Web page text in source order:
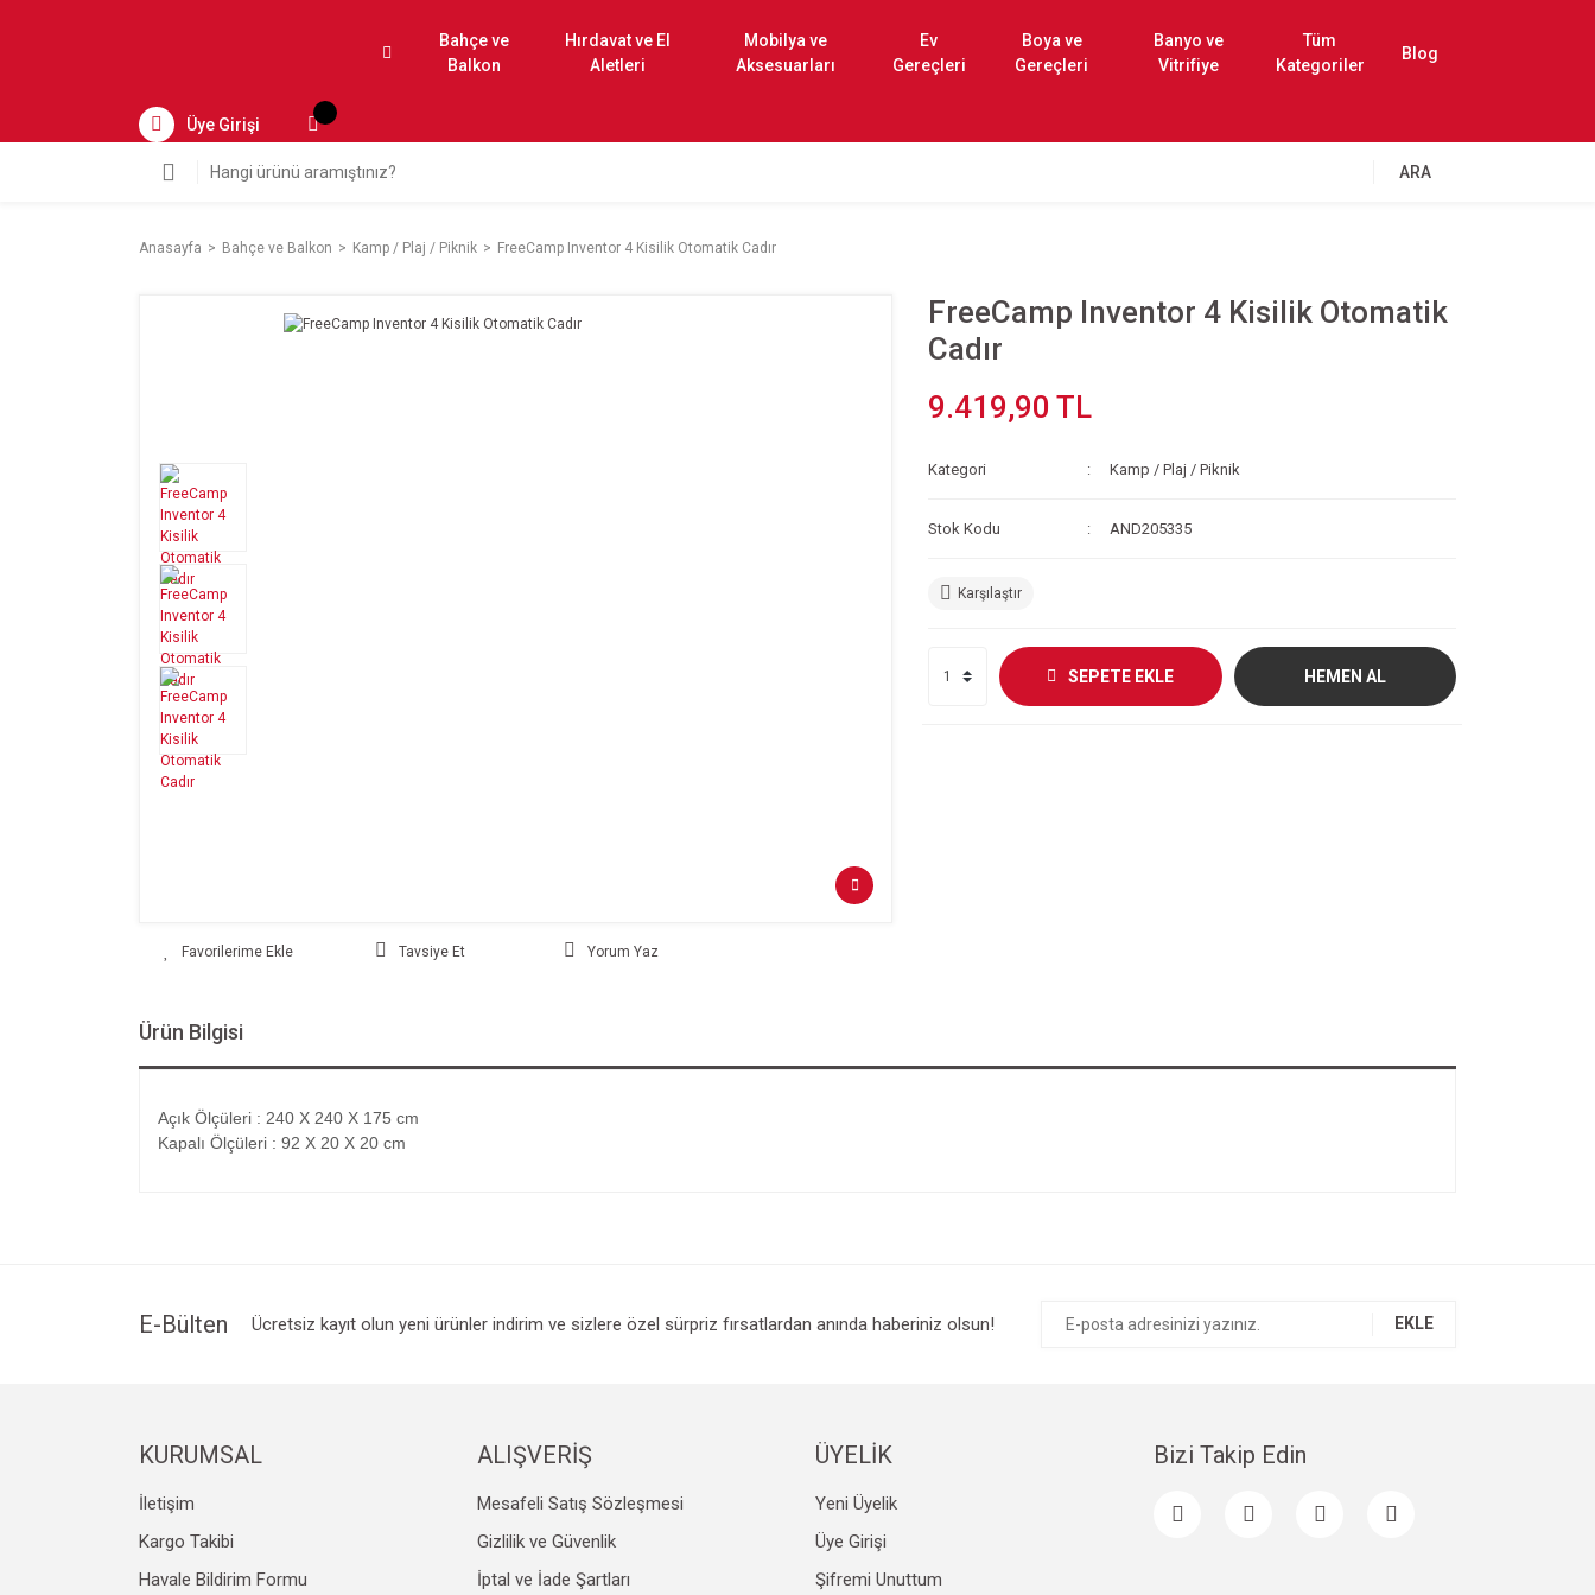
Bahçe ve
Balkon
Hırdavat ve El
Aletleri
Mobilya ve
Aksesuarları
Ev
Gereçleri
Boya ve
Gereçleri
Banyo ve
Vitrifiye
Tüm
Kategoriler
Blog
Üye Girişi
ARA
Anasayfa Bahçe ve Balkon Kamp / Plaj / Piknik FreeCamp Inventor 4 Kisilik Otomatik Cadır
Tavsiye Et Yorum Yaz
FreeCamp Inventor 4 Kisilik Otomatik
Cadır
9.419,90 TL
Kategori Kamp / Plaj / Piknik
Stok Kodu AND205335
Karşılaştır
SEPETE EKLE HEMEN AL
Ürün Bilgisi
Açık Ölçüleri : 240 X 240 X 175 cm
Kapalı Ölçüleri : 92 X 20 X 20 cm
E-Bülten Ücretsiz kayıt olun yeni ürünler indirim ve sizlere özel sürpriz fırsatlardan anında haberiniz olsun! EKLE
KURUMSAL
İletişim
Kargo Takibi
Havale Bildirim Formu
ALIŞVERİŞ
Mesafeli Satış Sözleşmesi
Gizlilik ve Güvenlik
İptal ve İade Şartları
ÜYELİK
Yeni Üyelik
Üye Girişi
Şifremi Unuttum
Bizi Takip Edin